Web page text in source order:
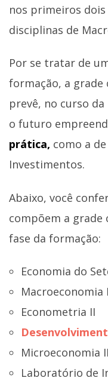
nos primeiros
disciplinas de
Por se tratar de
formação, a grade
prevê, no curso
o futuro
prática, como a
Investimentos.
Abaixo, você
compõem a grade
fase da formação:
Economia do
Macroeconomia
Econometria II
Microeconomia
Laboratório de